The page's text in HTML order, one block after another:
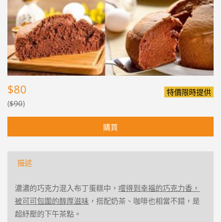
特價限時提供
$80
$90
描述
濃濃的巧克力混入布丁蛋糕中， 嚐得到幸福的巧克力香，
被可可包圍的醇厚滋味，搭配奶茶、咖啡也相當不錯，是
超紓壓的下午茶點。